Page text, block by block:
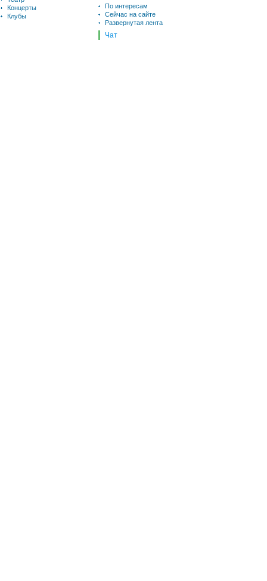
Концерты
Клубы
По интересам
Сейчас на сайте
Развернутая лента
Чат